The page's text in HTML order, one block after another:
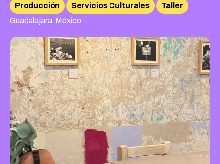
Producción
Servicios Culturales
Taller
Guadalajara México